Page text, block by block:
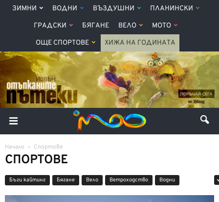
ЗИМНИ ВОДНИ ВЪЗДУШНИ ПЛАНИНСКИ
ГРАДСКИ БЯГАНЕ ВЕЛО МОТО
ОЩЕ СПОРТОВЕ ХИЖА НА ГОДИНАТА
Начало Спортове
СПОРТОВЕ
Бъги кайтинг Бягане Вело Ветроходство
Водни